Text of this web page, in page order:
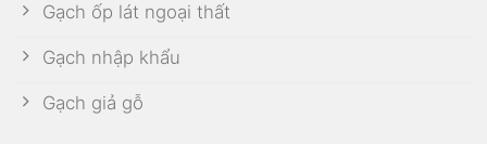
Gạch ốp lát ngoại thất
Gạch nhập khẩu
Gạch giả gỗ